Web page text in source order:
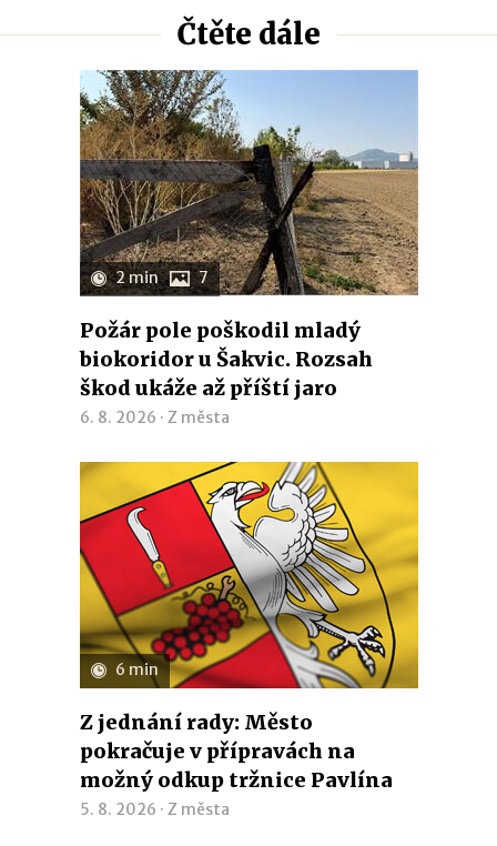
Čtěte dále
2 min 7
Požár pole poškodil mladý
biokoridor u Šakvic. Rozsah
škod ukáže až příští jaro
6. 8. 2026 · Z města
6 min
Z jednání rady: Město
pokračuje v přípravách na
možný odkup tržnice Pavlína
5. 8. 2026 · Z města